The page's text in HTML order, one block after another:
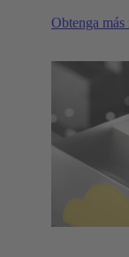
Obtenga